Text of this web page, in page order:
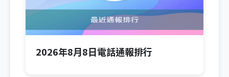
2026年8月8日電話通報排行